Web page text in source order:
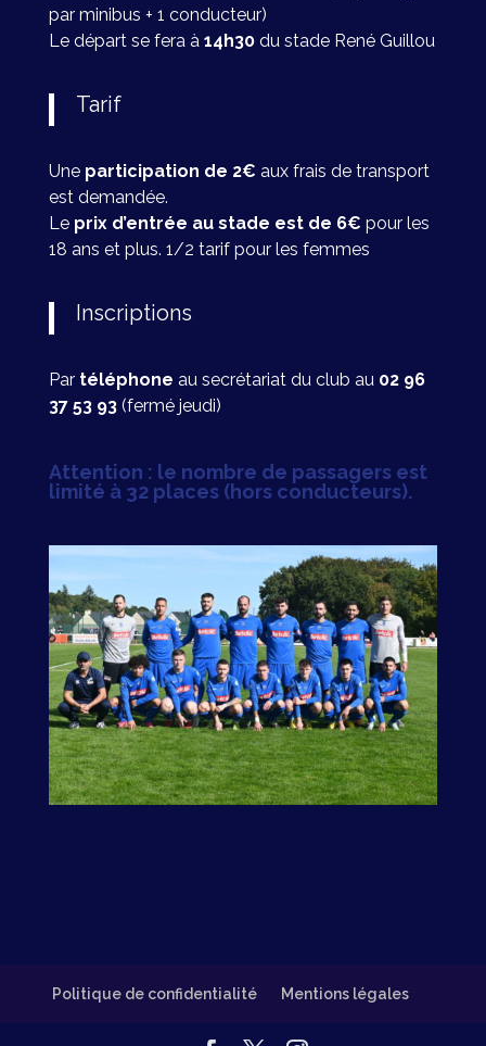
par minibus + 1 conducteur)
Le départ se fera à 14h30du stade René Guillou
Tarif
Une participation de 2€ aux frais de transport
est demandée.
Le prix d’entrée au stade est de 6€ pour les
18 ans et plus. 1/2 tarif pour les femmes
Inscriptions
Par téléphone au secrétariat du club au 02 96
37 53 93(fermé jeudi)
Attention : le nombre de passagers est
limité à 32 places (hors conducteurs).
Politique de confidentialité Mentions légales